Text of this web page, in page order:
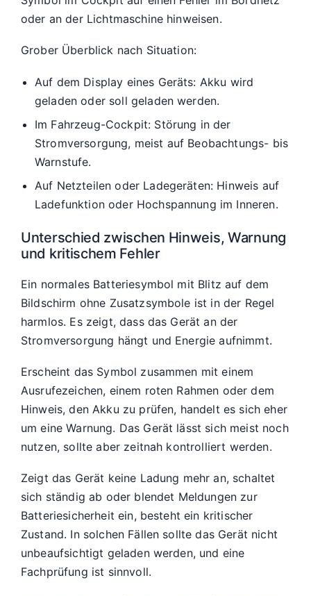
oder an der Lichtmaschine hinweisen.
Grober Überblick nach Situation:
Auf dem Display eines Geräts: Akku wird
geladen oder soll geladen werden.
Im Fahrzeug-Cockpit: Störung in der
Stromversorgung, meist auf Beobachtungs- bis
Warnstufe.
Auf Netzteilen oder Ladegeräten: Hinweis auf
Ladefunktion oder Hochspannung im Inneren.
Unterschied zwischen Hinweis, Warnung
und kritischem Fehler
Ein normales Batteriesymbol mit Blitz auf dem
Bildschirm ohne Zusatzsymbole ist in der Regel
harmlos. Es zeigt, dass das Gerät an der
Stromversorgung hängt und Energie aufnimmt.
Erscheint das Symbol zusammen mit einem
Ausrufezeichen, einem roten Rahmen oder dem
Hinweis, den Akku zu prüfen, handelt es sich eher
um eine Warnung. Das Gerät lässt sich meist noch
nutzen, sollte aber zeitnah kontrolliert werden.
Zeigt das Gerät keine Ladung mehr an, schaltet
sich ständig ab oder blendet Meldungen zur
Batteriesicherheit ein, besteht ein kritischer
Zustand. In solchen Fällen sollte das Gerät nicht
unbeaufsichtigt geladen werden, und eine
Fachprüfung ist sinnvoll.